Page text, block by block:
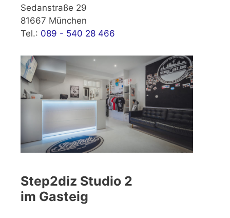
Sedanstraße 29
81667 München
Tel.: 089 - 540 28 466
Step2diz Studio 2
im Gasteig